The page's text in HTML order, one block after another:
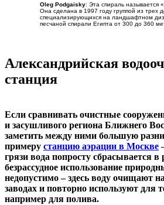
Oleg Podgaisky: Эта спираль называется
Она сделана в 1997 году группой из трех
специализирующихся на ландшафтном
песчаной спирали Египта от 300 до 360
Александрийская
станция
Если сравнивать очистные
и засушливого региона Ближнего
заметить между ними большую
примеру станцию аэрации в Москве
грязи вода попросту сбрасывается в
безрассудное использование
недопустимо – здесь воду очищают
заводах и повторно используют для
например для полива.